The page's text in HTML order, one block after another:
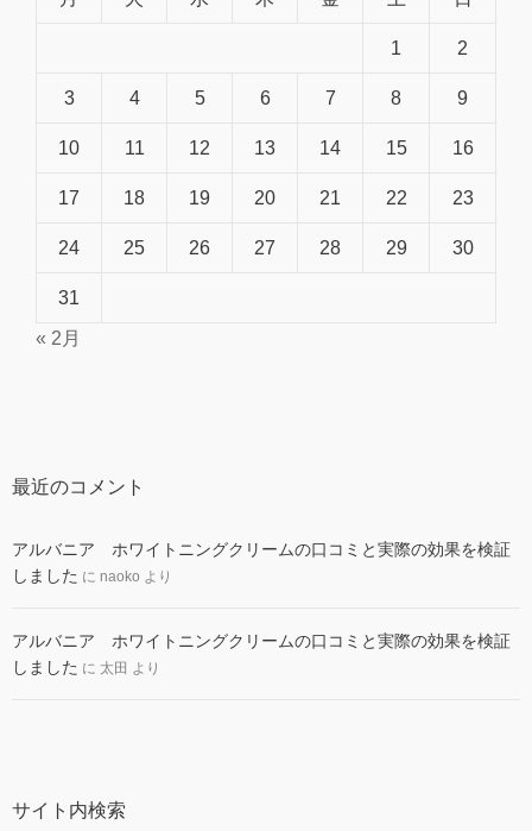
1 2
3 4 5 6 7 8 9
10 11 12 13 14 15 16
17 18 19 20 21 22 23
24 25 26 27 28 29 30
31
« 2月
最近のコメント
アルバニア ホワイトニングクリームの口コミと実際の効果を検証
しました に naoko より
アルバニア ホワイトニングクリームの口コミと実際の効果を検証
しました に 太田 より
サイト内検索